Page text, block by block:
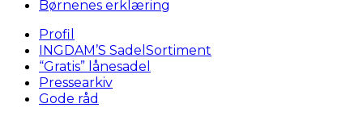
Børnenes erklæring
Profil
INGDAM’S SadelSortiment
“Gratis” lånesadel
Pressearkiv
Gode råd